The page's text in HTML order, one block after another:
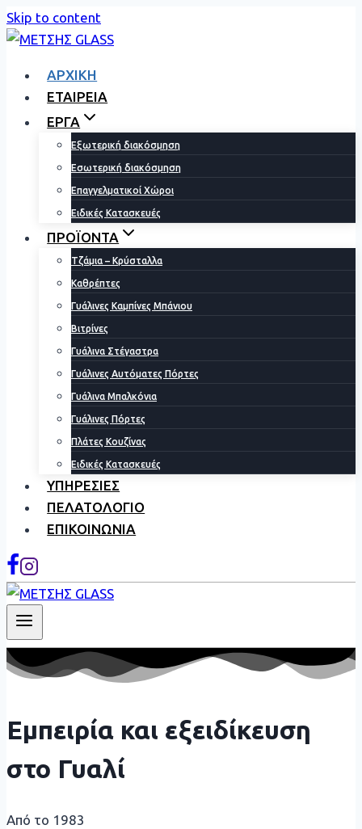
Skip to content
ΑΡΧΙΚΗ
ΕΤΑΙΡΕΙΑ
ΕΡΓΑ
Εξωτερική διακόσμηση
Εσωτερική διακόσμηση
Επαγγελματικοί Χώροι
Ειδικές Κατασκευές
ΠΡΟΪΟΝΤΑ
Τζάμια – Κρύσταλλα
Καθρέπτες
Γυάλινες Καμπίνες Μπάνιου
Βιτρίνες
Γυάλινα Στέγαστρα
Γυάλινες Αυτόματες Πόρτες
Γυάλινα Μπαλκόνια
Γυάλινες Πόρτες
Πλάτες Κουζίνας
Ειδικές Κατασκευές
ΥΠΗΡΕΣΙΕΣ
ΠΕΛΑΤΟΛΟΓΙΟ
ΕΠΙΚΟΙΝΩΝΙΑ
Εμπειρία και εξειδίκευση
στο Γυαλί
Από το 1983